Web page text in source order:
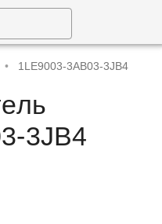
• 1LE9003-3AB03-3JB4
3JB4